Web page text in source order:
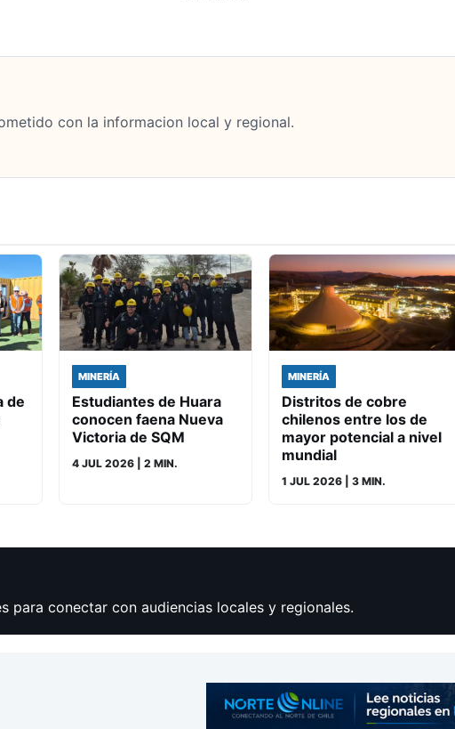
con la informacion local y regional.
de
MINERÍA
Estudiantes de Huara
conocen faena Nueva
Victoria de SQM
4 JUL 2026 | 2 MIN.
MINERÍA
Distritos de cobre
chilenos entre los de
mayor potencial a nivel
mundial
1 JUL 2026 | 3 MIN.
para conectar con audiencias locales y regionales.